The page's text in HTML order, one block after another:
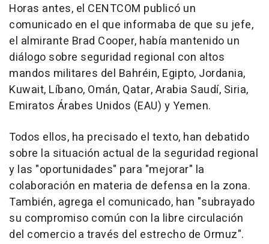
Horas antes, el CENTCOM publicó un
comunicado en el que informaba de que su jefe,
el almirante Brad Cooper, había mantenido un
diálogo sobre seguridad regional con altos
mandos militares del Bahréin, Egipto, Jordania,
Kuwait, Líbano, Omán, Qatar, Arabia Saudí, Siria,
Emiratos Árabes Unidos (EAU) y Yemen.
Todos ellos, ha precisado el texto, han debatido
sobre la situación actual de la seguridad regional
y las "oportunidades" para "mejorar" la
colaboración en materia de defensa en la zona.
También, agrega el comunicado, han "subrayado
su compromiso común con la libre circulación
del comercio a través del estrecho de Ormuz".